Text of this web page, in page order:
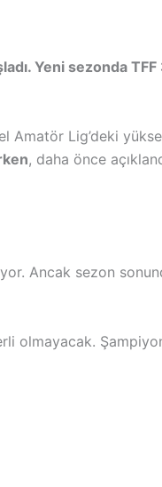
Yeni sezonda TFF
Amatör Lig’deki
, daha önce
Ancak sezon
olmayacak.